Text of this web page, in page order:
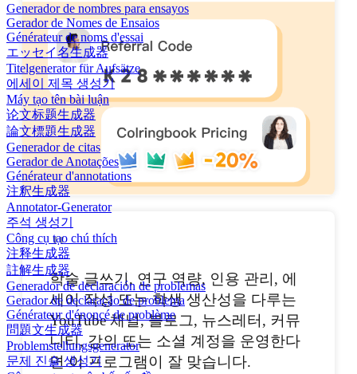
Generador de nombres para ensayos
Gerador de Nomes de Ensaios
Générateur de noms d'essai
エッセイ名生成器
Titelgenerator für Aufsätze
에세이 제목 생성기
Máy tạo tên bài luận
论文标题生成器
論文標題生成器
Generador de citas
Gerador de Anotações
Générateur d'annotations
注釈生成器
Annotator-Generator
주석 생성기
Công cụ tạo chú thích
注释生成器
註解生成器
Generador de declaración de problemas
Gerador de declaração de problema
Générateur d'énoncé de problème
問題文生成器
Problemstellungsgenerator
문제 진술 생성기
"
학술 글쓰기, 연구 역량, 인용 관리, 에
세이 작성 또는 학생 생산성을 다루는
YouTube 채널, 블로그, 뉴스레터, 커뮤
니티, 강의 또는 소셜 계정을 운영한다
면 이 프로그램이 잘 맞습니다.